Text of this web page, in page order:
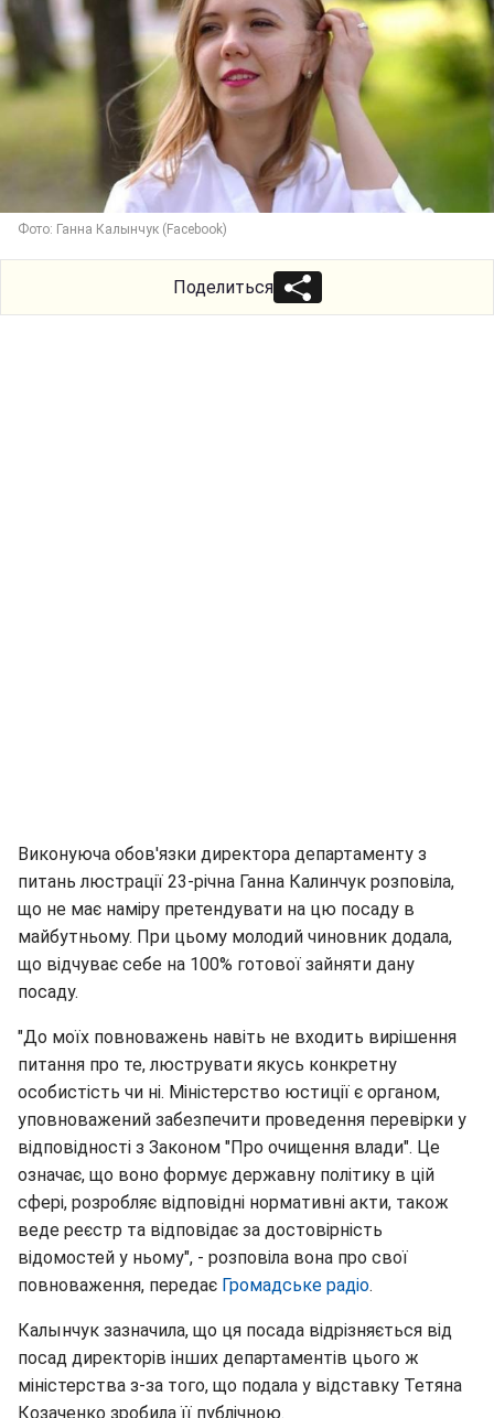
Фото: Ганна Калынчук (Facebook)
Поделиться
Виконуюча обов'язки директора департаменту з
питань люстрації 23-річна Ганна Калинчук розповіла,
що не має наміру претендувати на цю посаду в
майбутньому. При цьому молодий чиновник додала,
що відчуває себе на 100% готової зайняти дану
посаду.
"До моїх повноважень навіть не входить вирішення
питання про те, люструвати якусь конкретну
особистість чи ні. Міністерство юстиції є органом,
уповноважений забезпечити проведення перевірки у
відповідності з Законом "Про очищення влади". Це
означає, що воно формує державну політику в цій
сфері, розробляє відповідні нормативні акти, також
веде реєстр та відповідає за достовірність
відомостей у ньому", - розповіла вона про свої
повноваження, передає Громадське радіо.
Калынчук зазначила, що ця посада відрізняється від
посад директорів інших департаментів цього ж
міністерства з-за того, що подала у відставку Тетяна
Козаченко зробила її публічною.